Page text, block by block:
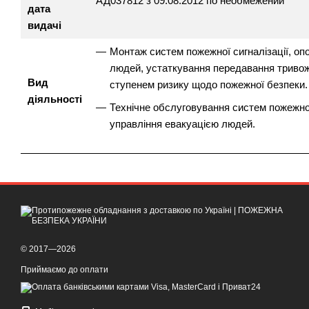
дата
видачі
Вид
діяльності
Монтаж систем пожежної сигналізації,
людей, устаткування передавання
ступенем ризику щодо пожежної безпеки.
Технічне обслуговування систем
управління евакуацією людей.
© 2017—2026
Приймаємо до оплати